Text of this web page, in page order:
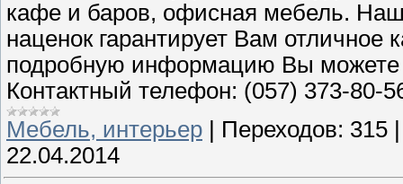
кафе и баров, офисная мебель. Наш
наценок гарантирует Вам отличное
подробную информацию Вы можете
Контактный телефон: (057) 373-80-
Мебель, интерьер
Переходов: 315
22.04.2014